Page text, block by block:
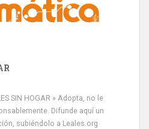
SIN HOGAR » Adopta, no le
Difunde aquí un
subiéndolo a Leales.org